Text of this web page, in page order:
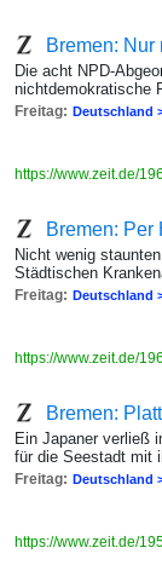
Bremen: Nur
Die acht NPD-
nichtdemokratische
Freitag: Deutschland
https://www.zeit.de/
Bremen: Per
Nicht wenig
Städtischen
Freitag: Deutschland
https://www.zeit.de/
Bremen:
Ein Japaner verließ
für die Seestadt mit
Freitag: Deutschland
https://www.zeit.de/